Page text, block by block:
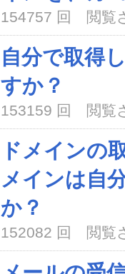
154757 回 閲覧
自分で取得
すか？
153159 回 閲覧
ドメインの
メインは自
か？
152082 回 閲覧